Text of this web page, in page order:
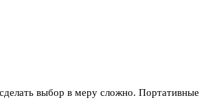
выбор в меру сложно. Портативные